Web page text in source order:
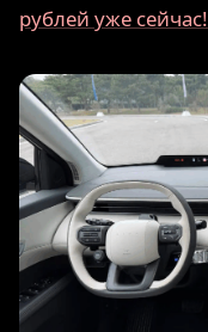
рублей уже сейчас!